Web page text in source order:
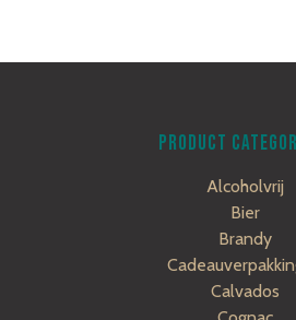
PRODUCT
Alcoholvrij
Bier
Brandy
Calvados